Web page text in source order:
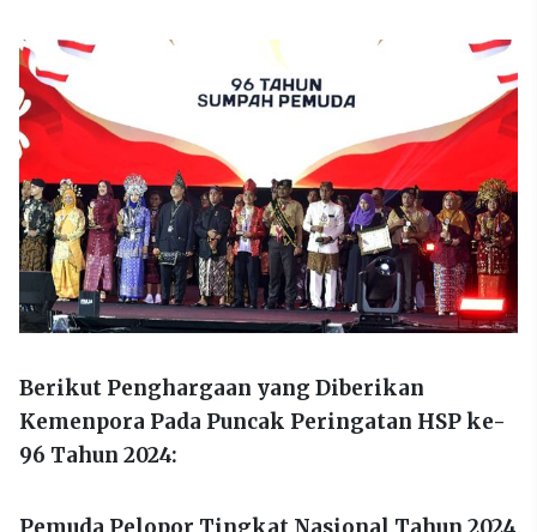
Berikut Penghargaan yang Diberikan
Kemenpora Pada Puncak Peringatan HSP ke-
96 Tahun 2024: